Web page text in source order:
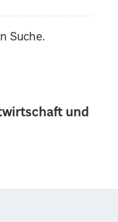
und
Suche.